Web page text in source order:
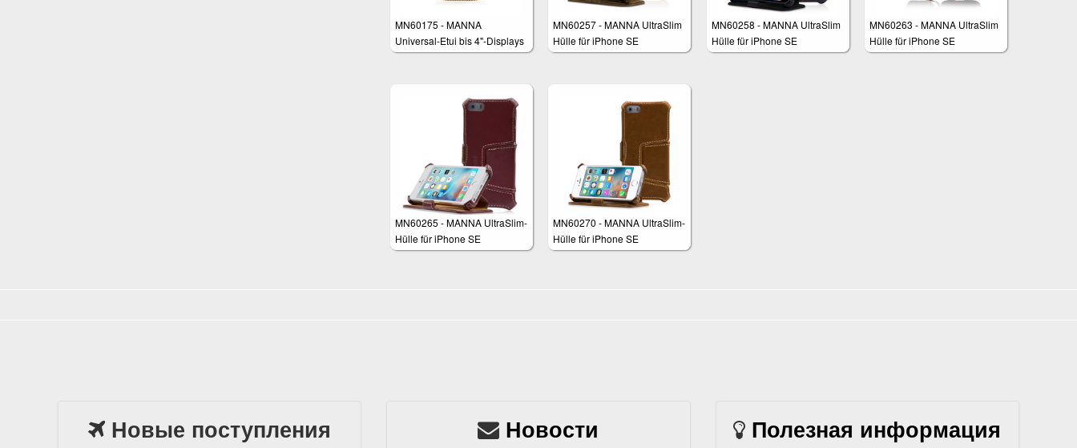
MN60175 - MANNA
Universal-Etui bis 4"-Displays
MN60257 - MANNA UltraSlim
Hülle für iPhone SE
MN60258 - MANNA UltraSlim
Hülle für iPhone SE
MN60263 - MANNA UltraSlim
Hülle für iPhone SE
MN60265 - MANNA UltraSlim-
Hülle für iPhone SE
MN60270 - MANNA UltraSlim-
Hülle für iPhone SE
Новые поступления Новости Полезная информация